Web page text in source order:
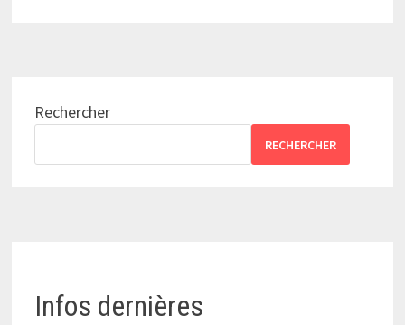
Rechercher
RECHERCHER
Infos dernières